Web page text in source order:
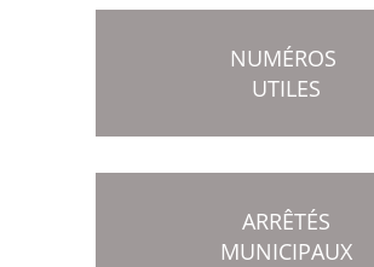
NUMÉROS
UTILES
ARRÊTÉS
MUNICIPAUX